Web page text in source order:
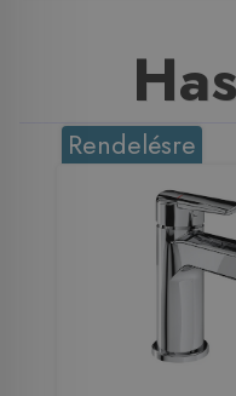
Rendelésre